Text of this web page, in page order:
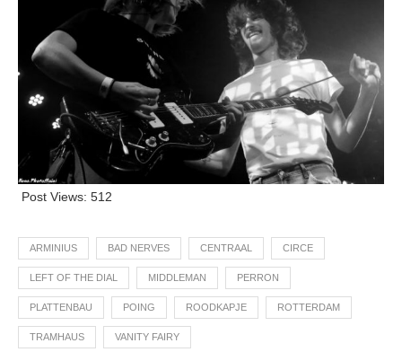
Post Views: 512
ARMINIUS BAD NERVES CENTRAAL CIRCE
LEFT OF THE DIAL MIDDLEMAN PERRON
PLATTENBAU POING ROODKAPJE ROTTERDAM
TRAMHAUS VANITY FAIRY